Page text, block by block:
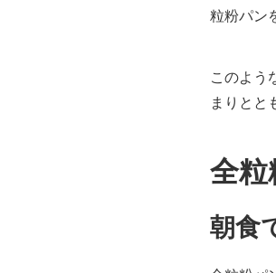
粒粉パン
このよう
まりとと
全粒
朝食